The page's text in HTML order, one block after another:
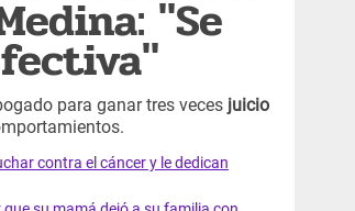
"Se
para ganar tres veces juicio
contra el cáncer y le dedican